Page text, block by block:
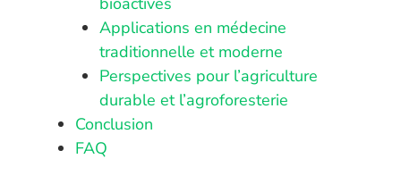
Applications en médecine
traditionnelle et moderne
Perspectives pour l’agriculture
durable et l’agroforesterie
Conclusion
FAQ